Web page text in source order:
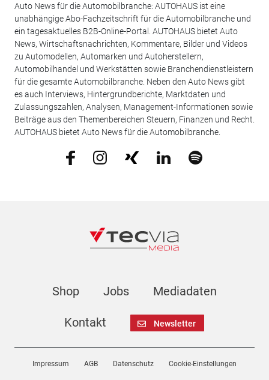
Auto News für die Automobilbranche: AUTOHAUS ist eine
unabhängige Abo-Fachzeitschrift für die Automobilbranche und
ein tagesaktuelles B2B-Online-Portal. AUTOHAUS bietet Auto
News, Wirtschaftsnachrichten, Kommentare, Bilder und Videos
zu Automodellen, Automarken und Autoherstellern,
Automobilhandel und Werkstätten sowie Branchendienstleistern
für die gesamte Automobilbranche. Neben den Auto News gibt
es auch Interviews, Hintergrundberichte, Marktdaten und
Zulassungszahlen, Analysen, Management-Informationen sowie
Beiträge aus den Themenbereichen Steuern, Finanzen und Recht.
AUTOHAUS bietet Auto News für die Automobilbranche.
Shop Jobs Mediadaten
Kontakt Newsletter
Impressum AGB Datenschutz Cookie-Einstellungen